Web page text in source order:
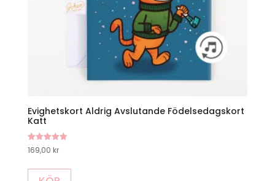
Evighetskort Aldrig Avslutande Födelsedagskort
Katt
Betygsatt
5.00
169,00 kr